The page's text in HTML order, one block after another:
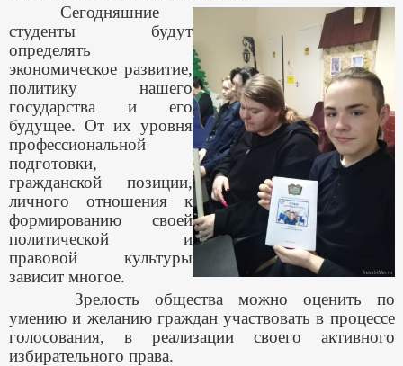
Сегодняшние
студенты будут
определять
экономическое развитие,
политику нашего
государства и его
будущее. От их уровня
профессиональной
подготовки,
гражданской позиции,
личного отношения к
формированию своей
политической и
правовой культуры
зависит многое.
Зрелость общества можно оценить по
умению и желанию граждан участвовать в процессе
голосования, в реализации своего активного
избирательного права.